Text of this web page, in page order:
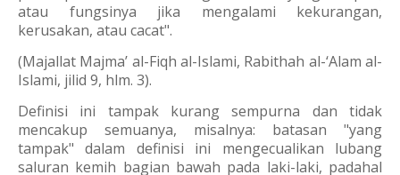
atau fungsinya jika mengalami kekurangan,
kerusakan, atau cacat".
(Majallat Majma’ al-Fiqh al-Islami, Rabithah al-‘Alam al-
Islami, jilid 9, hlm. 3).
Definisi ini tampak kurang sempurna dan tidak
mencakup semuanya, misalnya: batasan "yang
tampak" dalam definisi ini mengecualikan lubang
saluran kemih bagian bawah pada laki-laki, padahal